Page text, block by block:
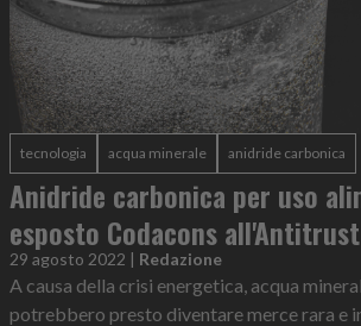
tecnologia acqua minerale anidride carbonica
Anidride carbonica per uso
esposto Codacons all'Antitrust
29 agosto 2022 | Redazione
A causa della crisi energetica, acqua
potrebbero presto diventare merce rara e